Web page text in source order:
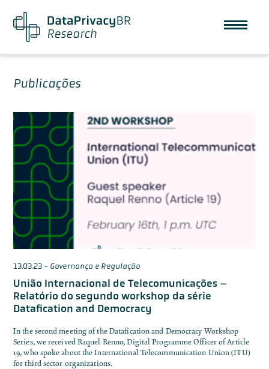
Publicações
13.03.23- Governança e Regulação
União Internacional de Telecomunicações –
Relatório do segundo workshop da série
Datafication and Democracy
In the second meeting of the Datafication and Democracy Workshop
Series, we received Raquel Renno, Digital Programme Officer of Article
19, who spoke about the International Telecommunication Union (ITU)
for third sector organizations.